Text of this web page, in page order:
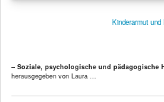
Kinderarmut und
– Soziale, psychologische und pädagogische
herausgegeben von Laura ...